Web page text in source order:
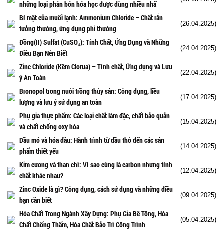
những loại phân bón hóa học được dùng nhiều nhấ
Bí mật của muối lạnh: Ammonium Chloride – Chất rắn
tưởng thường, ứng dụng phi thường
(26.04.2025)
Đồng(II) Sulfat (CuSO₄): Tính Chất, Ứng Dụng và Những
Điều Bạn Nên Biết
(24.04.2025)
Zinc Chloride (Kẽm Clorua) – Tính chất, Ứng dụng và Lưu
ý An Toàn
(22.04.2025)
Bronopol trong nuôi trồng thủy sản: Công dụng, liều
lượng và lưu ý sử dụng an toàn
(17.04.2025)
Phụ gia thực phẩm: Các loại chất làm đặc, chất bảo quản
và chất chống oxy hóa
(15.04.2025)
Dầu mỏ và hóa dầu: Hành trình từ dầu thô đến các sản
phẩm thiết yếu
(14.04.2025)
Kim cương và than chì: Vì sao cùng là carbon nhưng tính
chất khác nhau?
(12.04.2025)
Zinc Oxide là gì? Công dụng, cách sử dụng và những điều
bạn cần biết
(09.04.2025)
Hóa Chất Trong Ngành Xây Dựng: Phụ Gia Bê Tông, Hóa
Chất Chống Thấm, Hóa Chất Bảo Trì Công Trình
(05.04.2025)